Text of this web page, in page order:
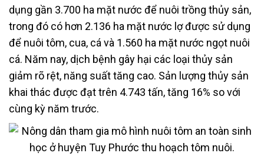
dụng gần 3.700 ha mặt nước để nuôi trồng thủy sản,
trong đó có hơn 2.136 ha mặt nước lợ được sử dụng
để nuôi tôm, cua, cá và 1.560 ha mặt nước ngọt nuôi
cá. Năm nay, dịch bệnh gây hại các loại thủy sản
giảm rõ rệt, năng suất tăng cao. Sản lượng thủy sản
khai thác được đạt trên 4.743 tấn, tăng 16% so với
cùng kỳ năm trước.